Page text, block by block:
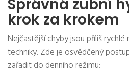
Správná zubní
krok za krokem
Nejčastější chyby jsou příliš
techniky. Zde je osvědčený
zařadit do denního režimu: